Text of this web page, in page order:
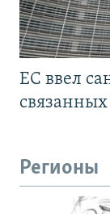
ЕС ввел
Регионы